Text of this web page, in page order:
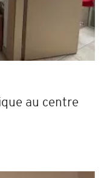
au centre